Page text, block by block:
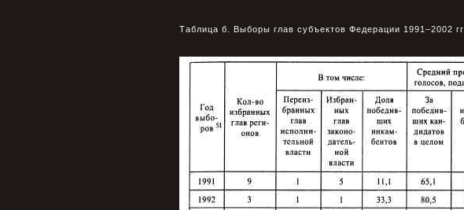
Таблица б. Выборы глав субъектов Федерации 1991–2002 гг.